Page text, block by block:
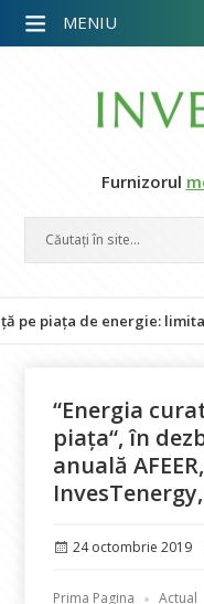
Furnizorul
de energie: limitarea
“Energia
piața“, în
anuală
Publicat
24 octombrie 2019
Prima Pagina Actual
MENIU